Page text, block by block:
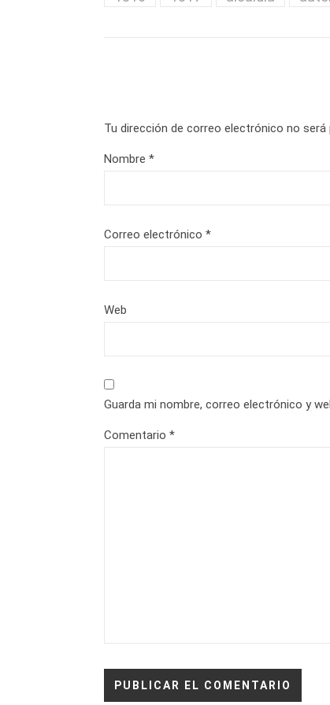
Tu dirección de correo electrónico no será
Nombre *
Correo electrónico *
Web
Guarda mi nombre, correo electrónico y
Comentario *